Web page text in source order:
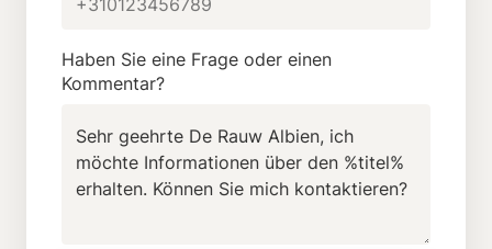
Haben Sie eine Frage oder einen
Kommentar?